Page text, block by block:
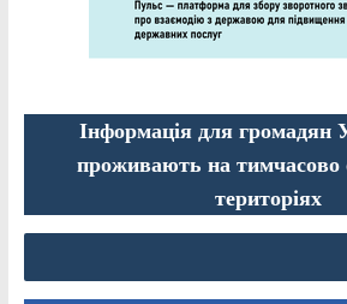
Інформація для громадян
проживають на тимчасово
територіях